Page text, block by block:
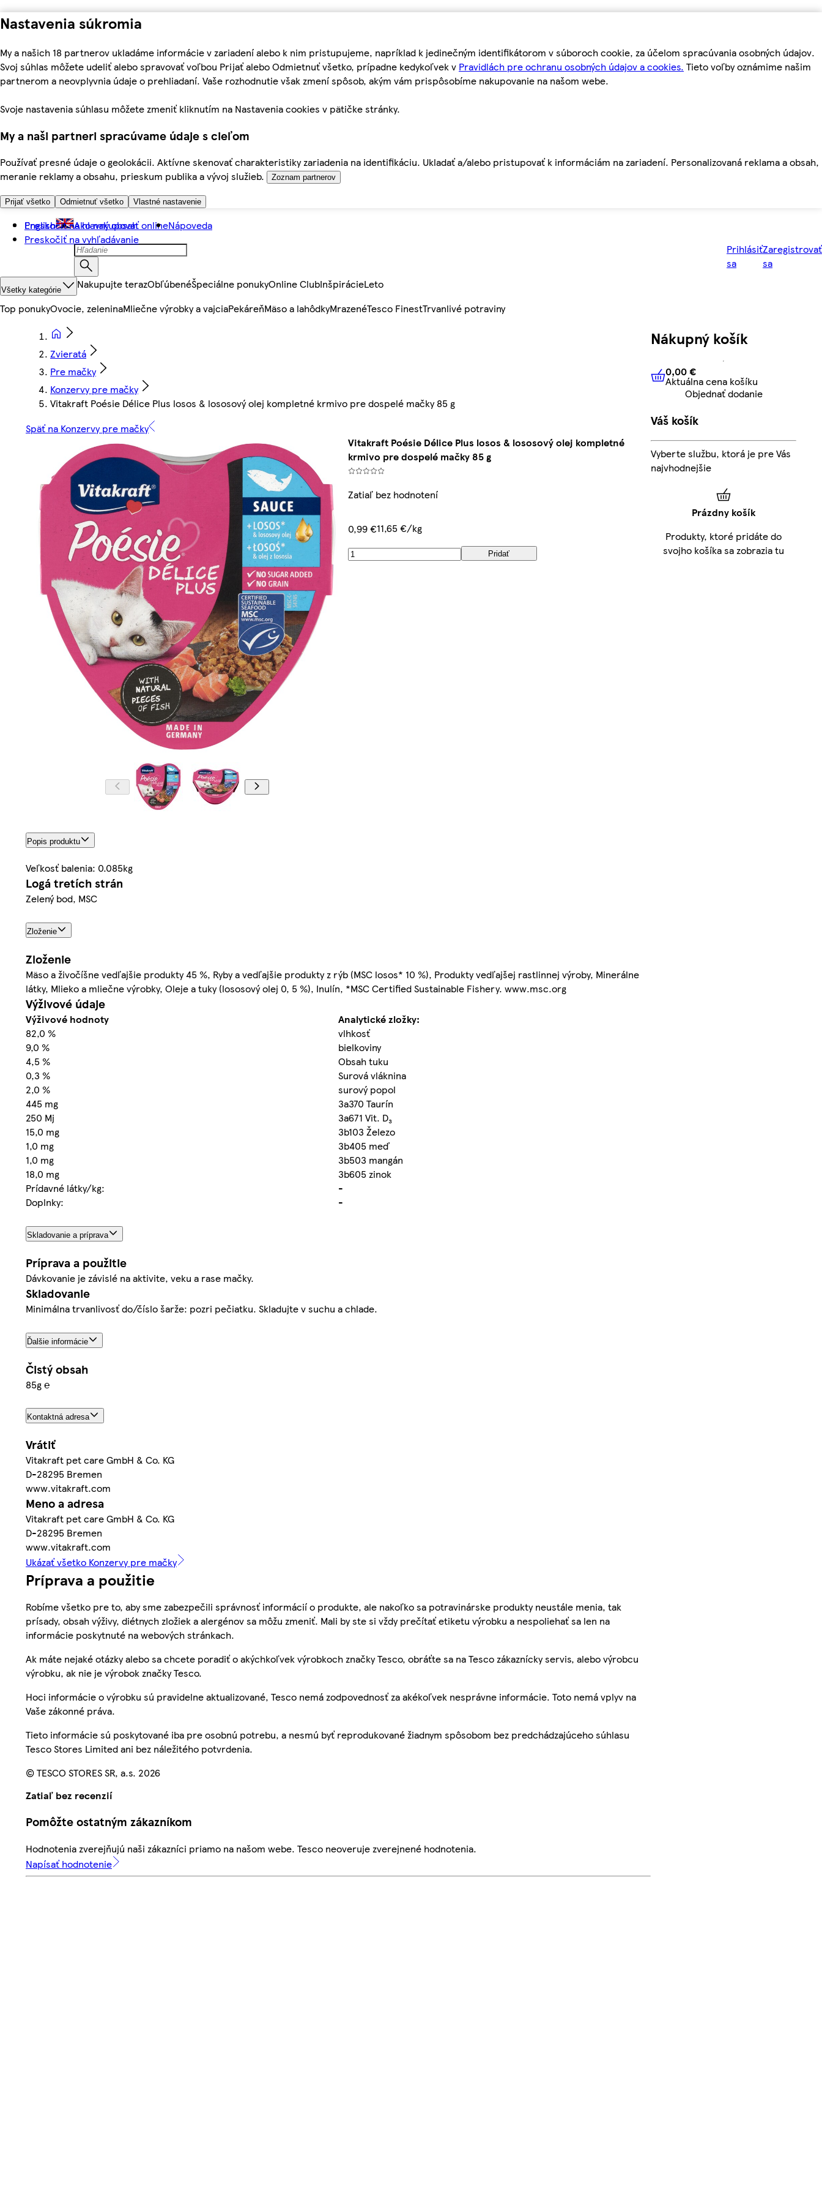
Nastavenia súkromia
My a našich 18 partnerov ukladáme informácie v zariadení alebo k nim pristupujeme, napríklad k jedinečným identifikátorom v súboroch cookie, za účelom spracúvania osobných údajov.
Svoj súhlas môžete udeliť alebo spravovať voľbou Prijať alebo Odmietnuť všetko, prípadne kedykoľvek v Pravidlách pre ochranu osobných údajov a cookies. Tieto voľby oznámime našim
partnerom a neovplyvnia údaje o prehliadaní. Vaše rozhodnutie však zmení spôsob, akým vám prispôsobíme nakupovanie na našom webe.
Svoje nastavenia súhlasu môžete zmeniť kliknutím na Nastavenia cookies v pätičke stránky.
My a naši partneri spracúvame údaje s cieľom
Používať presné údaje o geolokácii. Aktívne skenovať charakteristiky zariadenia na identifikáciu. Ukladať a/alebo pristupovať k informáciám na zariadení. Personalizovaná reklama a obsah,
meranie reklamy a obsahu, prieskum publika a vývoj služieb.
Zoznam partnerov
Prijať všetko Odmietnuť všetko Vlastné nastavenie
Preskočiť na hlavný obsah
Preskočiť na vyhľadávanie
English Ako nakupovať onlineNápoveda
Prihlásiť
sa
Zaregistrovať
sa
Všetky kategórie Nakupujte terazObľúbenéŠpeciálne ponukyOnline ClubInšpirácieLeto
Top ponukyOvocie, zeleninaMliečne výrobky a vajciaPekáreňMäso a lahôdkyMrazenéTesco FinestTrvanlivé potraviny
Zvieratá
Pre mačky
Konzervy pre mačky
Vitakraft Poésie Délice Plus losos & lososový olej kompletné krmivo pre dospelé mačky 85 g
Späť na Konzervy pre mačky
Vitakraft Poésie Délice Plus losos & lososový olej kompletné
krmivo pre dospelé mačky 85 g
Zatiaľ bez hodnotení
0,99 €11,65 €/kg
Pridať
Popis produktu
Veľkosť balenia: 0.085kg
Logá tretích strán
Zelený bod, MSC
Zloženie
Zloženie
Mäso a živočíšne vedľajšie produkty 45 %, Ryby a vedľajšie produkty z rýb (MSC losos* 10 %), Produkty vedľajšej rastlinnej výroby, Minerálne
látky, Mlieko a mliečne výrobky, Oleje a tuky (lososový olej 0, 5 %), Inulín, *MSC Certified Sustainable Fishery. www.msc.org
Výživové údaje
Výživové hodnoty
Analytické zložky:
82,0 %
vlhkosť
9,0 %
bielkoviny
4,5 %
Obsah tuku
0,3 %
Surová vláknina
2,0 %
surový popol
445 mg
3a370 Taurín
250 Mj
3a671 Vit. D₃
15,0 mg
3b103 Železo
1,0 mg
3b405 meď
1,0 mg
3b503 mangán
18,0 mg
3b605 zinok
Prídavné látky/kg:
-
Doplnky:
-
Skladovanie a príprava
Príprava a použitie
Dávkovanie je závislé na aktivite, veku a rase mačky.
Skladovanie
Minimálna trvanlivosť do/číslo šarže: pozri pečiatku. Skladujte v suchu a chlade.
Ďalšie informácie
Čistý obsah
85g ℮
Kontaktná adresa
Vrátiť
Vitakraft pet care GmbH & Co. KG
D-28295 Bremen
www.vitakraft.com
Meno a adresa
Vitakraft pet care GmbH & Co. KG
D-28295 Bremen
www.vitakraft.com
Ukázať všetko Konzervy pre mačky
Príprava a použitie
Robíme všetko pre to, aby sme zabezpečili správnosť informácií o produkte, ale nakoľko sa potravinárske produkty neustále menia, tak
prísady, obsah výživy, diétnych zložiek a alergénov sa môžu zmeniť. Mali by ste si vždy prečítať etiketu výrobku a nespoliehať sa len na
informácie poskytnuté na webových stránkach.
Ak máte nejaké otázky alebo sa chcete poradiť o akýchkoľvek výrobkoch značky Tesco, obráťte sa na Tesco zákaznícky servis, alebo výrobcu
výrobku, ak nie je výrobok značky Tesco.
Hoci informácie o výrobku sú pravidelne aktualizované, Tesco nemá zodpovednosť za akékoľvek nesprávne informácie. Toto nemá vplyv na
Vaše zákonné práva.
Tieto informácie sú poskytované iba pre osobnú potrebu, a nesmú byť reprodukované žiadnym spôsobom bez predchádzajúceho súhlasu
Tesco Stores Limited ani bez náležitého potvrdenia.
© TESCO STORES SR, a.s. 2026
Zatiaľ bez recenzií
Pomôžte ostatným zákazníkom
Hodnotenia zverejňujú naši zákazníci priamo na našom webe. Tesco neoveruje zverejnené hodnotenia.
Napísať hodnotenie
Nákupný košík
0,00 € Aktuálna cena košíku
0,00 €
Aktuálna cena košíku
Objednať dodanie
Váš košík
Vyberte službu, ktorá je pre Vás
najvhodnejšie
Prázdny košík
Produkty, ktoré pridáte do
svojho košíka sa zobrazia tu